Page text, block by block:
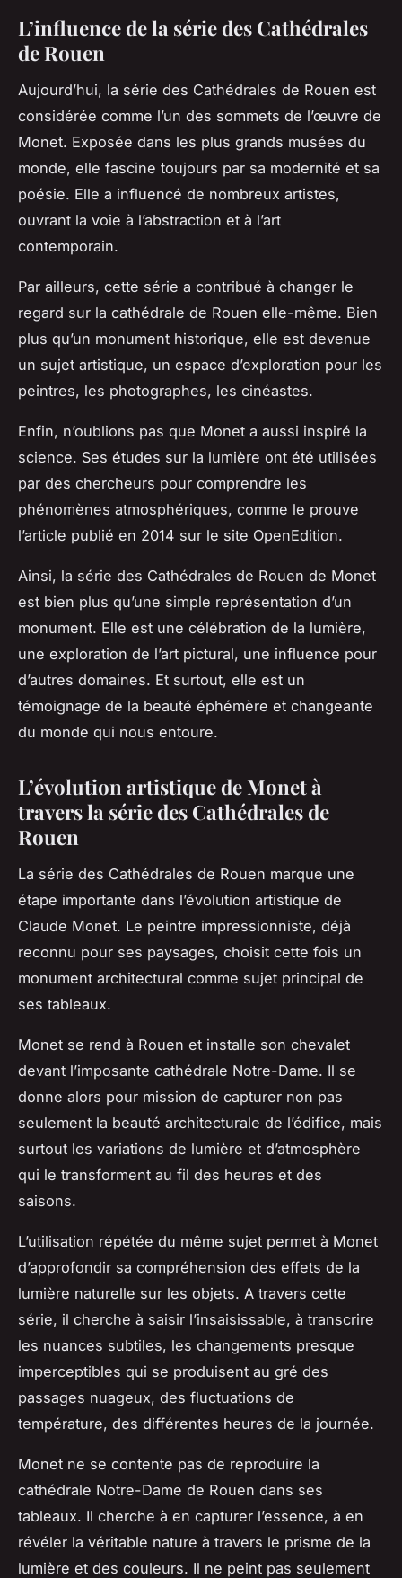
L’influence de la série des Cathédrales
de Rouen
Aujourd’hui, la série des Cathédrales de Rouen est
considérée comme l’un des sommets de l’œuvre de
Monet. Exposée dans les plus grands musées du
monde, elle fascine toujours par sa modernité et sa
poésie. Elle a influencé de nombreux artistes,
ouvrant la voie à l’abstraction et à l’art
contemporain.
Par ailleurs, cette série a contribué à changer le
regard sur la cathédrale de Rouen elle-même. Bien
plus qu’un monument historique, elle est devenue
un sujet artistique, un espace d’exploration pour les
peintres, les photographes, les cinéastes.
Enfin, n’oublions pas que Monet a aussi inspiré la
science. Ses études sur la lumière ont été utilisées
par des chercheurs pour comprendre les
phénomènes atmosphériques, comme le prouve
l’article publié en 2014 sur le site OpenEdition.
Ainsi, la série des Cathédrales de Rouen de Monet
est bien plus qu’une simple représentation d’un
monument. Elle est une célébration de la lumière,
une exploration de l’art pictural, une influence pour
d’autres domaines. Et surtout, elle est un
témoignage de la beauté éphémère et changeante
du monde qui nous entoure.
L’évolution artistique de Monet à
travers la série des Cathédrales de
Rouen
La série des Cathédrales de Rouen marque une
étape importante dans l’évolution artistique de
Claude Monet. Le peintre impressionniste, déjà
reconnu pour ses paysages, choisit cette fois un
monument architectural comme sujet principal de
ses tableaux.
Monet se rend à Rouen et installe son chevalet
devant l’imposante cathédrale Notre-Dame. Il se
donne alors pour mission de capturer non pas
seulement la beauté architecturale de l’édifice, mais
surtout les variations de lumière et d’atmosphère
qui le transforment au fil des heures et des
saisons.
L’utilisation répétée du même sujet permet à Monet
d’approfondir sa compréhension des effets de la
lumière naturelle sur les objets. A travers cette
série, il cherche à saisir l’insaisissable, à transcrire
les nuances subtiles, les changements presque
imperceptibles qui se produisent au gré des
passages nuageux, des fluctuations de
température, des différentes heures de la journée.
Monet ne se contente pas de reproduire la
cathédrale Notre-Dame de Rouen dans ses
tableaux. Il cherche à en capturer l’essence, à en
révéler la véritable nature à travers le prisme de la
lumière et des couleurs. Il ne peint pas seulement